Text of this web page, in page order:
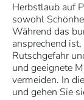
Herbstlaub auf
sowohl
Während das
ansprechend
Rutschgefahr
und geeignete
vermeiden. In
und gehen Sie